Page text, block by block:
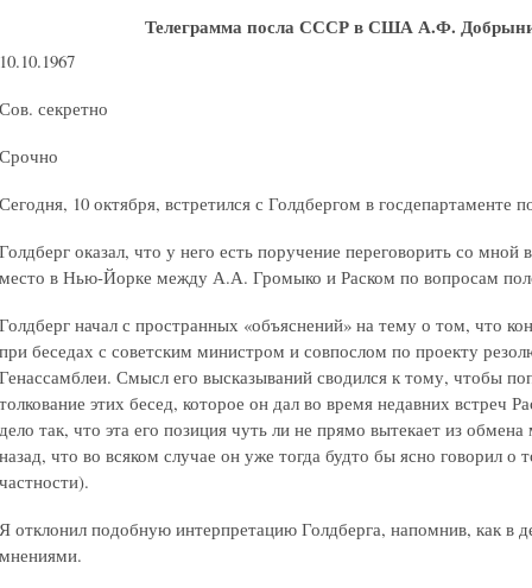
Телеграмма посла СССР в США А.Ф.
10.10.1967
Сов. секретно
Срочно
Сегодня, 10 октября, встретился с Голдбергом в госдепартаменте
Голдберг оказал, что у него есть поручение переговорить со мной
место в Нью-Йорке между А.А. Громыко и Раском по вопросам
Голдберг начал с пространных «объяснений» на тему о том, что
при беседах с советским министром и совпослом по проекту
Генассамблеи. Смысл его высказываний сводился к тому, чтобы
толкование этих бесед, которое он дал во время недавних встреч
дело так, что эта его позиция чуть ли не прямо вытекает из
назад, что во всяком случае он уже тогда будто бы ясно говорил
частности).
Я отклонил подобную интерпретацию Голдберга, напомнив, как в
мнениями.